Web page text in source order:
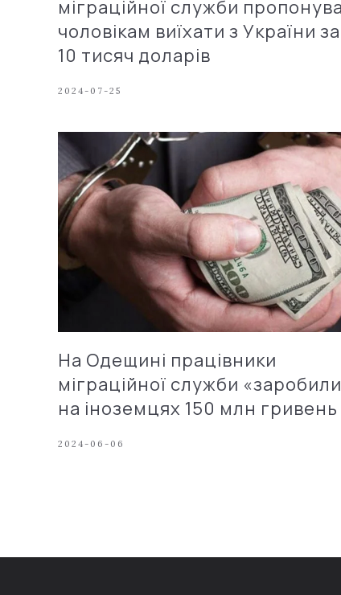
міграційної служби
чоловікам виїхати з України за
10 тисяч доларів
2024-07-25
На Одещині працівники
міграційної служби
на іноземцях 150 млн гривень
2024-06-06